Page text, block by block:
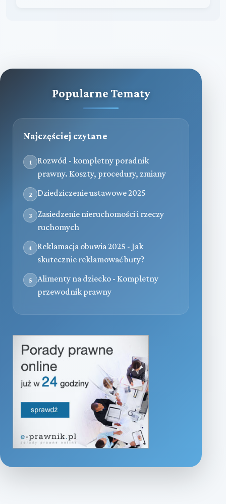
Popularne Tematy
Najczęściej czytane
1
Rozwód - kompletny poradnik
prawny. Koszty, procedury, zmiany
2 Dziedziczenie ustawowe 2025
3
Zasiedzenie nieruchomości i rzeczy
ruchomych
4
Reklamacja obuwia 2025 - Jak
skutecznie reklamować buty?
5
Alimenty na dziecko - Kompletny
przewodnik prawny